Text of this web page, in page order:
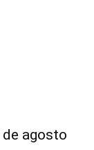
de agosto